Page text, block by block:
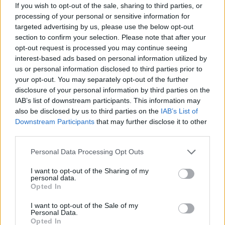
If you wish to opt-out of the sale, sharing to third parties, or
processing of your personal or sensitive information for
targeted advertising by us, please use the below opt-out
section to confirm your selection. Please note that after your
opt-out request is processed you may continue seeing
interest-based ads based on personal information utilized by
us or personal information disclosed to third parties prior to
your opt-out. You may separately opt-out of the further
disclosure of your personal information by third parties on the
IAB’s list of downstream participants. This information may
also be disclosed by us to third parties on the IAB’s List of
Downstream Participants that may further disclose it to other
Please note that this website/app uses one or more Google
not limited to your visit or usage behaviour. You may click to
grant or deny consent to Google and its third-party tags to
use your data for below specified purposes in below Google
consent section.
Personal Data Processing Opt Outs
I want to opt-out of the Sharing of my
personal data.
Opted In
I want to opt-out of the Sale of my
Personal Data.
Opted In
Több mint húsz év után ismét
versenyezni fog a közel 1000
lóerős F1-es Williams-BMW
A Williams elindítja 2003-as, anno négy futamot is nyerő
konstrukcióját egy történelmi autókat felvonultató